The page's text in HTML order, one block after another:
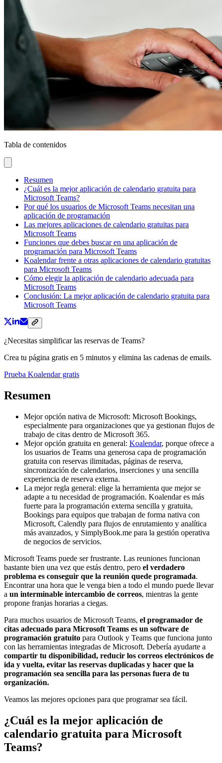
Tabla de contenidos
Resumen
¿Cuál es la mejor aplicación de calendario gratuita para
Microsoft Teams?
Por qué los usuarios de Microsoft Teams necesitan una
aplicación de programación
Las mejores aplicaciones de calendario gratuitas para
Microsoft Teams
Funciones que debes buscar en una aplicación de
programación para Microsoft Teams
Koalendar frente a otras aplicaciones de calendario gratuitas
para Microsoft Teams
Cómo elegir la aplicación de calendario adecuada para
Microsoft Teams
Conclusión: La mejor aplicación de calendario gratuita para
Microsoft Teams
¿Necesitas simplificar las reservas de Teams?
Crea tu página gratis en 5 minutos y elimina las cadenas de emails.
Prueba Koalendar gratis
Resumen
Mejor opción nativa de Microsoft: Microsoft Bookings,
especialmente para organizaciones que ya gestionan flujos de
trabajo de citas dentro de Microsoft 365.
Mejor opción gratuita en general: Koalendar, porque ofrece a
los usuarios de Teams una generosa capa de programación
gratuita con reservas ilimitadas, páginas de reserva,
sincronización de calendarios, inserciones y una sencilla
experiencia de reserva externa.
La mejor regla general: elige la herramienta que mejor se
adapte a tu necesidad de programación. Koalendar es más
fuerte para la programación externa sencilla y gratuita,
Bookings para equipos que trabajan de forma nativa con
Microsoft, Calendly para flujos de enrutamiento y analítica
más avanzados, y SimplyBook.me para la gestión operativa
de negocios de servicios.
Microsoft Teams puede ser frustrante. Las reuniones funcionan
bastante bien una vez que estás dentro, pero el verdadero
problema es conseguir que la reunión quede programada.
Encontrar una hora que le venga bien a todo el mundo puede llevar
a un interminable intercambio de correos, mientras la gente
propone franjas horarias a ciegas.
Para muchos usuarios de Microsoft Teams, el programador de
citas adecuado para Microsoft Teams es un software de
programación gratuito para Outlook y Teams que funciona junto
con las herramientas integradas de Microsoft. Debería ayudarte a
compartir tu disponibilidad, reducir los correos electrónicos de
ida y vuelta, evitar las reservas duplicadas y hacer que la
programación sea sencilla para las personas fuera de tu
organización.
Veamos las mejores opciones para que programar sea fácil.
¿Cuál es la mejor aplicación de
calendario gratuita para Microsoft
Teams?